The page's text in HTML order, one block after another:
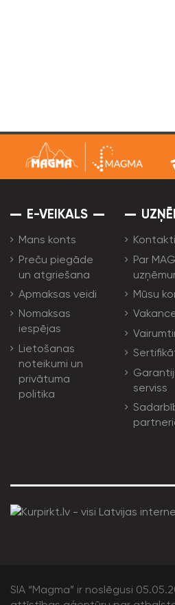
E-VEIKALS
Mans konts
Preču piegāde
un atgriešana
Apmaksas veidi
Nomaksas
iespējas
Lietošanas
noteikumi un
privātuma
politika
Kontakti
Par
Mūsu
serviss
SIA “Magma” ir noslēgusi